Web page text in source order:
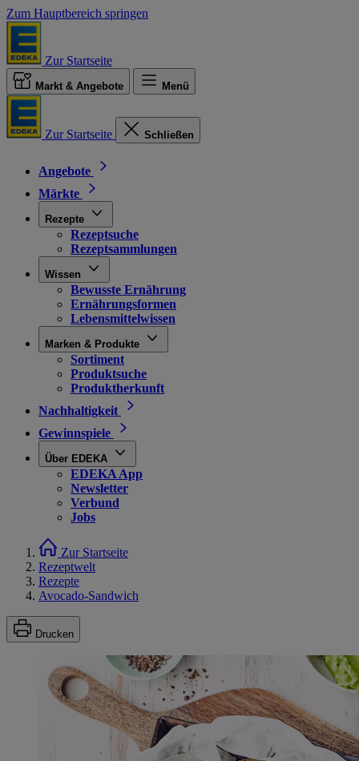
Zum Hauptbereich springen
Zur Startseite
Markt & Angebote Menü
Zur Startseite Schließen
Angebote
Märkte
Rezepte
Rezeptsuche
Rezeptsammlungen
Wissen
Bewusste Ernährung
Ernährungsformen
Lebensmittelwissen
Marken & Produkte
Sortiment
Produktsuche
Produktherkunft
Nachhaltigkeit
Gewinnspiele
Über EDEKA
EDEKA App
Newsletter
Verbund
Jobs
Zur Startseite
Rezeptwelt
Rezepte
Avocado-Sandwich
Drucken